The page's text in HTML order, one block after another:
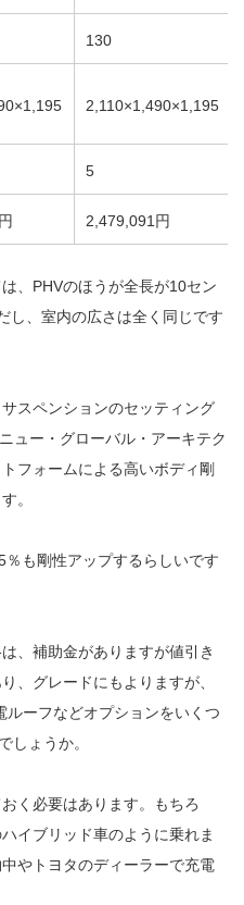
130
2,110×1,490×1,195
5
2,479,091円
、PHVのほうが全長が10セン
し、室内の広さは全く同じです
スペンションのセッティング
ュー・グローバル・アーキテク
フォームによる高いボディ剛
。
も剛性アップするらしいです
、補助金がありますが値引き
、グレードにもよりますが、
ルーフなどオプションをいくつ
しょうか。
く必要はあります。もちろ
イブリッド車のように乗れま
やトヨタのディーラーで充電